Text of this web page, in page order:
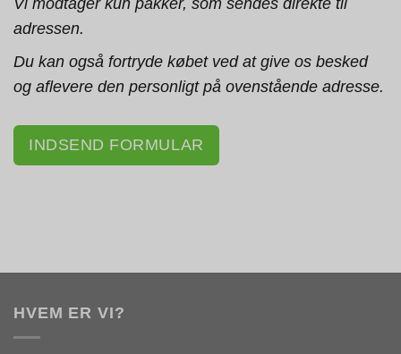
adressen.
Du kan også fortryde købet ved at give os besked
og aflevere den personligt på ovenstående adresse.
INDSEND FORMULAR
HVEM ER VI?